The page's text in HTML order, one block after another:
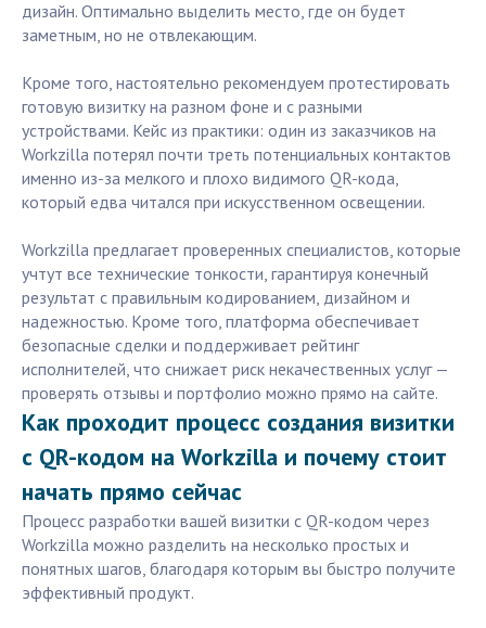
дизайн. Оптимально выделить место, где он будет
заметным, но не отвлекающим.
Кроме того, настоятельно рекомендуем протестировать
готовую визитку на разном фоне и с разными
устройствами. Кейс из практики: один из заказчиков на
Workzilla потерял почти треть потенциальных контактов
именно из-за мелкого и плохо видимого QR-кода,
который едва читался при искусственном освещении.
Workzilla предлагает проверенных специалистов, которые
учтут все технические тонкости, гарантируя конечный
результат с правильным кодированием, дизайном и
надежностью. Кроме того, платформа обеспечивает
безопасные сделки и поддерживает рейтинг
исполнителей, что снижает риск некачественных услуг —
проверять отзывы и портфолио можно прямо на сайте.
Как проходит процесс создания визитки
с QR-кодом на Workzilla и почему стоит
начать прямо сейчас
Процесс разработки вашей визитки с QR-кодом через
Workzilla можно разделить на несколько простых и
понятных шагов, благодаря которым вы быстро получите
эффективный продукт.